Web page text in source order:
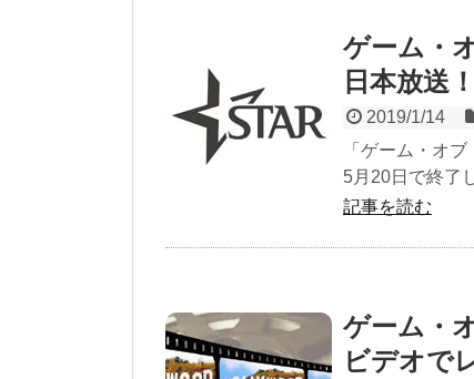
ゲーム・
日本放送
2019/1/14
「ゲーム・オ
5月20日で終了
記事を読む
ゲーム・
ビデオで